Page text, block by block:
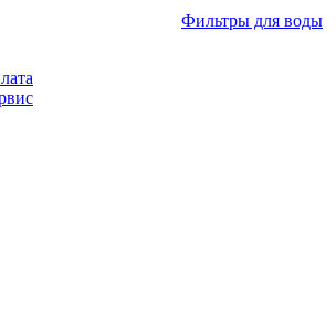
Фильтры для воды